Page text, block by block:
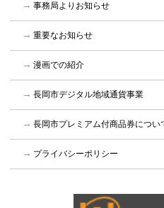
事務局よりお知らせ
重要なお知らせ
漫画での紹介
長岡市デジタル地域通貨事業
長岡市プレミアム付商品券につい
プライバシーポリシー